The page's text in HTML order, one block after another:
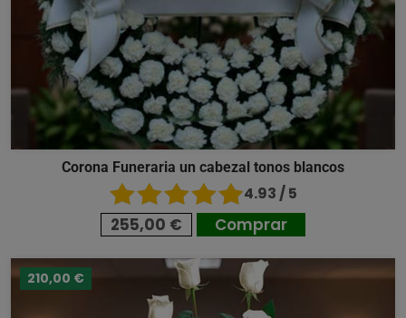
Corona Funeraria un cabezal tonos blancos
4.93 / 5
255,00 € Comprar
210,00 €